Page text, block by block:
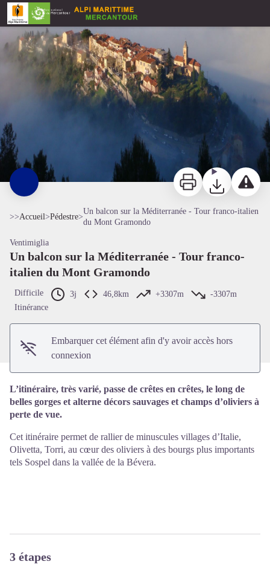
Voir l'image en plein écran
ImprimerTéléchargerSignaler
>>Accueil>Pédestre>
Un balcon sur la Méditerranée - Tour franco-italien
du Mont Gramondo
Ventimiglia
Un balcon sur la Méditerranée - Tour franco-
italien du Mont Gramondo
Difficile 3j 46,8km +3307m
-3307m
Itinérance
Embarquer cet élément afin d'y avoir accès hors
connexion
L’itinéraire, très varié, passe de crêtes en crêtes, le long de
belles gorges et alterne décors sauvages et champs d’oliviers à
perte de vue.
Cet itinéraire permet de rallier de minuscules villages d’Italie,
Olivetta, Torri, au cœur des oliviers à des bourgs plus importants
tels Sospel dans la vallée de la Bévera.
3 étapes